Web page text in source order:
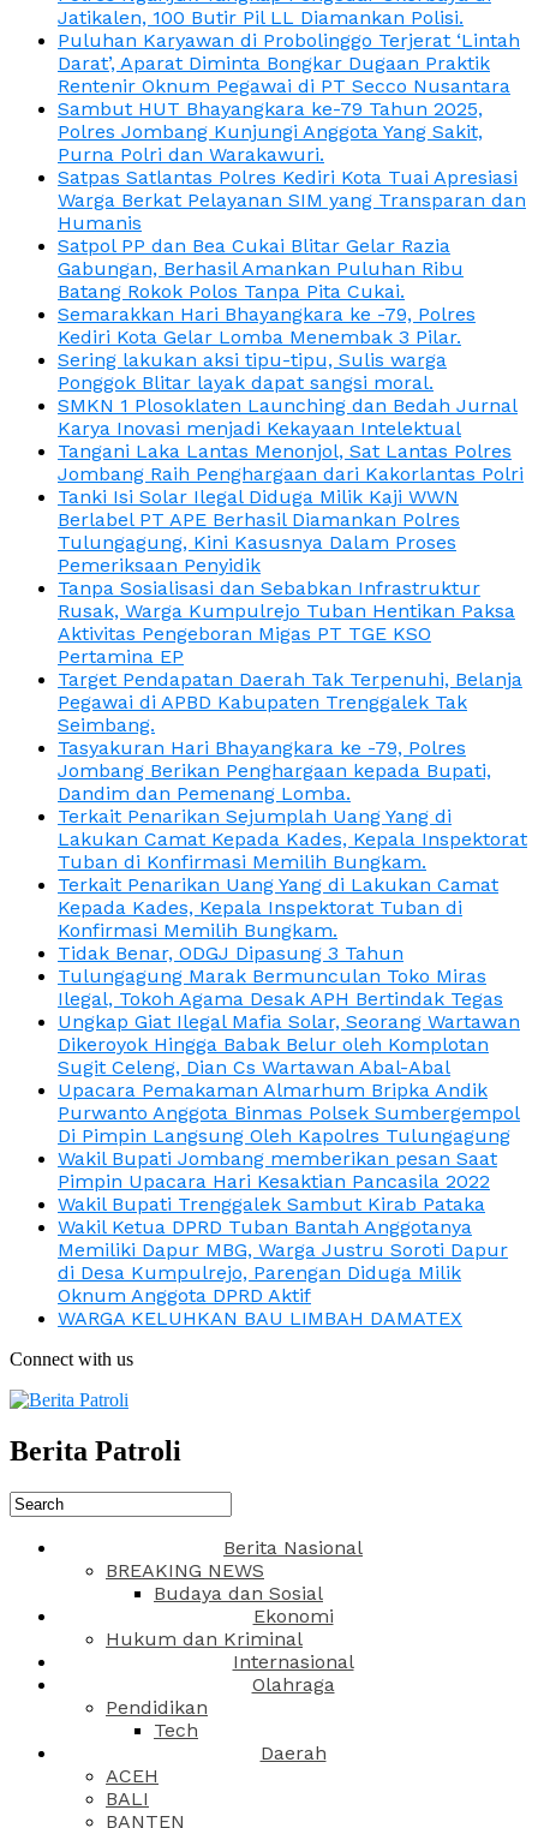
Jatikalen, 100 Butir Pil LL Diamankan Polisi.
Puluhan Karyawan di Probolinggo Terjerat ‘Lintah
Darat’, Aparat Diminta Bongkar Dugaan Praktik
Rentenir Oknum Pegawai di PT Secco Nusantara
Sambut HUT Bhayangkara ke-79 Tahun 2025,
Polres Jombang Kunjungi Anggota Yang Sakit,
Purna Polri dan Warakawuri.
Satpas Satlantas Polres Kediri Kota Tuai Apresiasi
Warga Berkat Pelayanan SIM yang Transparan dan
Humanis
Satpol PP dan Bea Cukai Blitar Gelar Razia
Gabungan, Berhasil Amankan Puluhan Ribu
Batang Rokok Polos Tanpa Pita Cukai.
Semarakkan Hari Bhayangkara ke -79, Polres
Kediri Kota Gelar Lomba Menembak 3 Pilar.
Sering lakukan aksi tipu-tipu, Sulis warga
Ponggok Blitar layak dapat sangsi moral.
SMKN 1 Plosoklaten Launching dan Bedah Jurnal
Karya Inovasi menjadi Kekayaan Intelektual
Tangani Laka Lantas Menonjol, Sat Lantas Polres
Jombang Raih Penghargaan dari Kakorlantas Polri
Tanki Isi Solar Ilegal Diduga Milik Kaji WWN
Berlabel PT APE Berhasil Diamankan Polres
Tulungagung, Kini Kasusnya Dalam Proses
Pemeriksaan Penyidik
Tanpa Sosialisasi dan Sebabkan Infrastruktur
Rusak, Warga Kumpulrejo Tuban Hentikan Paksa
Aktivitas Pengeboran Migas PT TGE KSO
Pertamina EP
Target Pendapatan Daerah Tak Terpenuhi, Belanja
Pegawai di APBD Kabupaten Trenggalek Tak
Seimbang.
Tasyakuran Hari Bhayangkara ke -79, Polres
Jombang Berikan Penghargaan kepada Bupati,
Dandim dan Pemenang Lomba.
Terkait Penarikan Sejumplah Uang Yang di
Lakukan Camat Kepada Kades, Kepala Inspektorat
Tuban di Konfirmasi Memilih Bungkam.
Terkait Penarikan Uang Yang di Lakukan Camat
Kepada Kades, Kepala Inspektorat Tuban di
Konfirmasi Memilih Bungkam.
Tidak Benar, ODGJ Dipasung 3 Tahun
Tulungagung Marak Bermunculan Toko Miras
Ilegal, Tokoh Agama Desak APH Bertindak Tegas
Ungkap Giat Ilegal Mafia Solar, Seorang Wartawan
Dikeroyok Hingga Babak Belur oleh Komplotan
Sugit Celeng, Dian Cs Wartawan Abal-Abal
Upacara Pemakaman Almarhum Bripka Andik
Purwanto Anggota Binmas Polsek Sumbergempol
Di Pimpin Langsung Oleh Kapolres Tulungagung
Wakil Bupati Jombang memberikan pesan Saat
Pimpin Upacara Hari Kesaktian Pancasila 2022
Wakil Bupati Trenggalek Sambut Kirab Pataka
Wakil Ketua DPRD Tuban Bantah Anggotanya
Memiliki Dapur MBG, Warga Justru Soroti Dapur
di Desa Kumpulrejo, Parengan Diduga Milik
Oknum Anggota DPRD Aktif
WARGA KELUHKAN BAU LIMBAH DAMATEX
Connect with us
Berita Patroli
Berita Nasional
BREAKING NEWS
Budaya dan Sosial
Ekonomi
Hukum dan Kriminal
Internasional
Olahraga
Pendidikan
Tech
Daerah
ACEH
BALI
BANTEN